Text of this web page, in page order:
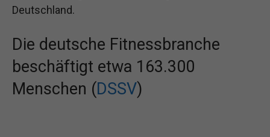
Deutschland.
Die deutsche Fitnessbranche
beschäftigt etwa 163.300
Menschen (DSSV)